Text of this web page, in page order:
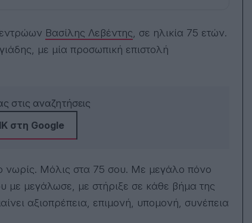
Βασίλης Λεβέντης, σε ηλικία 75 ετών.
με μία προσωπική επιστολή
στις αναζητήσεις
στη Google
νωρίς. Μόλις στα 75 σου. Με μεγάλο πόνο
μεγάλωσε, με στήριξε σε κάθε βήμα της
αξιοπρέπεια, επιμονή, υπομονή, συνέπεια